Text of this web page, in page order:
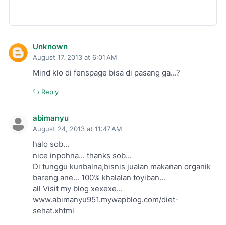
Unknown
August 17, 2013 at 6:01 AM
Mind klo di fenspage bisa di pasang ga...?
Reply
abimanyu
August 24, 2013 at 11:47 AM
halo sob...
nice inpohna... thanks sob...
Di tunggu kunbalna,bisnis jualan makanan organik
bareng ane... 100% khalalan toyiban...
all Visit my blog xexexe...
www.abimanyu951.mywapblog.com/diet-
sehat.xhtml